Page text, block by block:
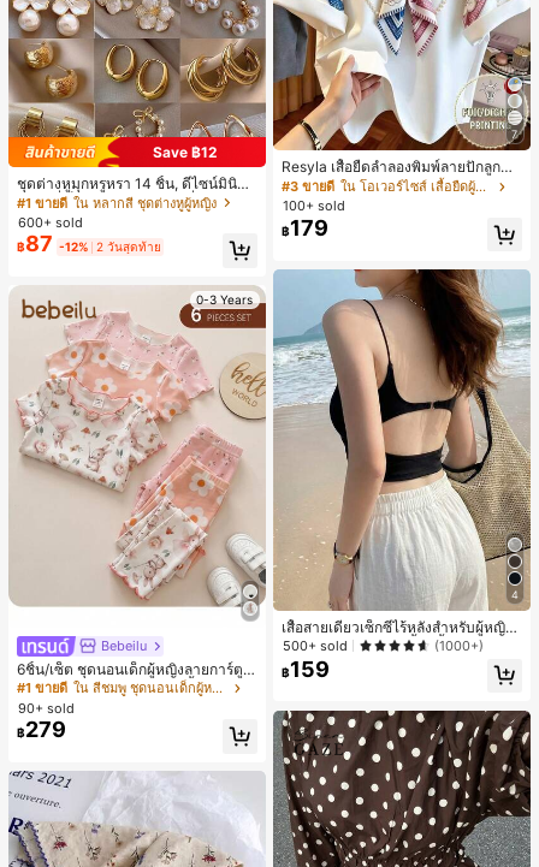
Save ฿12
ชุดต่างหูมุกหรูหรา 14 ชิ้น, ดีไซน์มินิมอ
ลใหม่ที่เป็นเอกลักษณ์ ต่างหูที่สง่างาม
สำหรับผู้หญิง, ของขวัญสำหรับเธอ
#1 ขายดี ใน หลากสี ชุดต่างหูผู้หญิง
600+ sold
฿87 -12% 2 วันสุดท้าย
0-3 Years
Bebeilu
6ชิ้น/เซ็ต ชุดนอนเด็กผู้หญิงลายการ์ตูน
หมีและดอกไม้ คอกลม แขนสั้น กางเกง
ขาสั้น ขอบระบาย สวมใส่สบาย
#1 ขายดี
ใน สีชมพู ชุดนอนเด็กผู้หญิง
90+ sold
฿279
7
Resyla เสื้อยืดลำลองพิมพ์ลายปักลูกปัด
รูปโบว์ขนาดใหญ่สำหรับผู้หญิง
#3 ขายดี
ใน โอเวอร์ไซส์ เสื้อยืดผู้หญิง
100+ sold
฿179
4
เสื้อสายเดี่ยวเซ็กซี่ไร้หลังสำหรับผู้หญิง
พร้อมบราแบบมีฟองน้ำ, เสื้อกล้ามแขน
กุด, เสื้อลำลองสีดำสำหรับฤดูร้อน
500+ sold (1000+)
฿159